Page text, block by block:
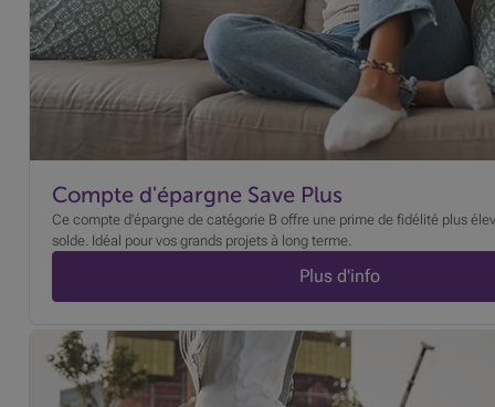
Compte d'épargne Save Plus
Ce compte d'épargne de catégorie B offre une prime de fidélité plus
solde. Idéal pour vos grands projets à long terme.
Plus d'info